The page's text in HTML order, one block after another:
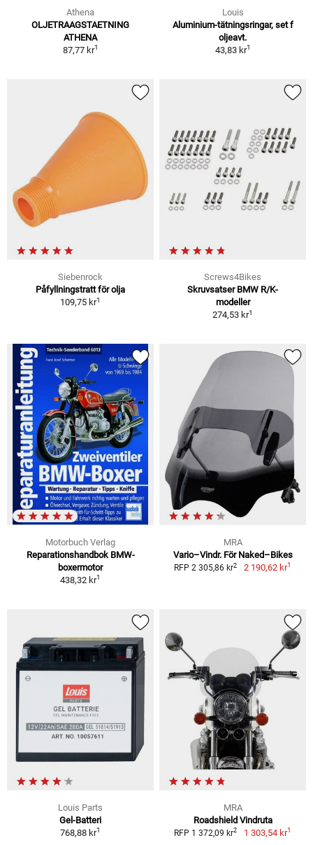
Athena
OLJETRAAGSTAETNING
ATHENA
87,77 kr1
Louis
Aluminium-tätningsringar, set f
oljeavt.
43,83 kr1
Siebenrock
Påfyllningstratt för olja
109,75 kr1
Screws4Bikes
Skruvsatser BMW R/K-
modeller
274,53 kr1
Motorbuch Verlag
Reparationshandbok BMW-
boxermotor
438,32 kr1
MRA
Vario–Vindr. För Naked–Bikes
RFP 2 305,86 kr2 2 190,62 kr1
Louis Parts
Gel-Batteri
768,88 kr1
MRA
Roadshield Vindruta
RFP 1 372,09 kr2 1 303,54 kr1